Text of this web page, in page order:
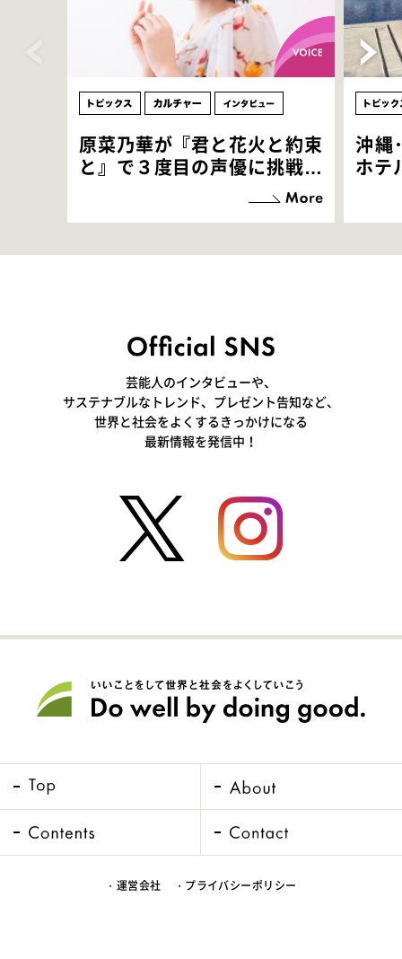
原菜乃華が『君と花火と約束
と』で３度目の声優に挑戦！
「お邪魔させてもらっている
感覚ですが､お芝居に没頭で
沖縄
ホテ
芸能人のインタビューや、
サステナブルなトレンド、プレゼント告知など、
世界と社会をよくするきっかけになる
最新情報を発信中！
・運営会社 ・プライバシーポリシー